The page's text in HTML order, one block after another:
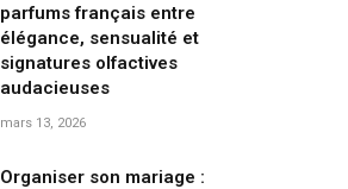
parfums français entre
élégance, sensualité et
signatures olfactives
audacieuses
mars 13, 2026
Organiser son mariage :